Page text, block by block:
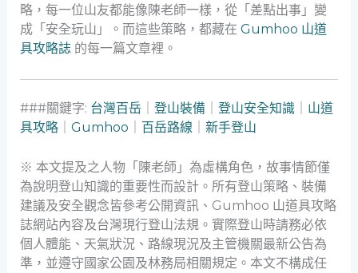
略，每一位山友都能像陳老師一樣，從「差點出事」變
成「安全玩山」。而這些策略，都藏在 Gumhoo 山道
具攻略誌的每一篇文章裡。
###關鍵字: 台灣百岳｜ 登山裝備｜ 登山安全知識｜ 山道
具攻略｜ Gumhoo 百岳路線 新手登山
※ 本文提及之人物「陳老師」為虛構角色，故事情節僅
為說明登山知識的重要性而設計。所有登山策略、裝備
建議及安全觀念皆參考公開資訊、Gumhoo 山道具攻略
誌網站內容及台灣現行登山法規。實際登山時請務必依
個人體能、天氣狀況、路線現況及主管機關最新公告為
準，並遵守國家公園及林務局相關規定。本文不構成任